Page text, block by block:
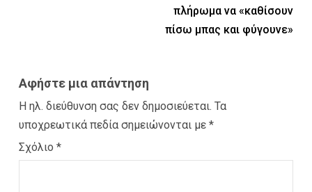
πλήρωμα να «καθίσουν
πίσω μπας και φύγουνε»
Αφήστε μια απάντηση
Η ηλ. διεύθυνση σας δεν δημοσιεύεται. Τα
υποχρεωτικά πεδία σημειώνονται με *
Σχόλιο *